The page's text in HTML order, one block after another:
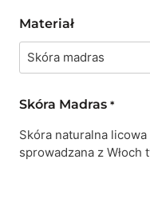
Materiał
Skóra Madras *
Skóra naturalna
sprowadzana z Włoch